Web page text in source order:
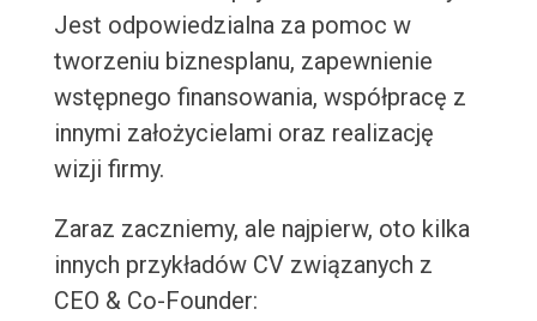
Jest odpowiedzialna za pomoc w
tworzeniu biznesplanu, zapewnienie
wstępnego finansowania, współpracę z
innymi założycielami oraz realizację
wizji firmy.
Zaraz zaczniemy, ale najpierw, oto kilka
innych przykładów CV związanych z
CEO & Co-Founder: